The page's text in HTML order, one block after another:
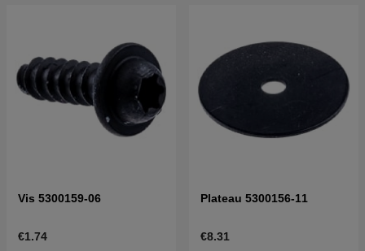
Vis 5300159-06
€1.74
Plateau 5300156-11
€8.31